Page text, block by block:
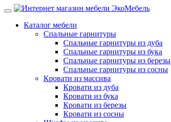
Каталог мебели
Спальные гарнитуры
Спальные гарнитуры из дуба
Спальные гарнитуры из бука
Спальные гарнитуры из березы
Спальные гарнитуры из сосны
Кровати из массива
Кровати из дуба
Кровати из бука
Кровати из березы
Кровати из сосны